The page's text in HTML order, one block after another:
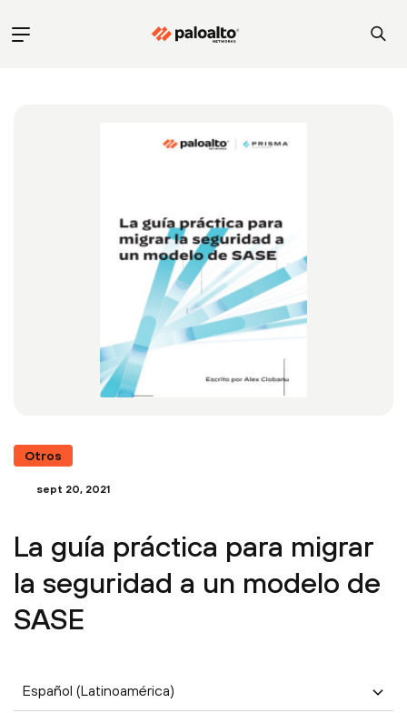
Otros
sept 20, 2021
La guía práctica para migrar
la seguridad a un modelo de
SASE
Español (Latinoamérica)